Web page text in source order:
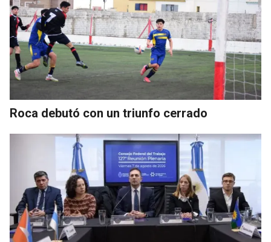
Roca debutó con un triunfo cerrado